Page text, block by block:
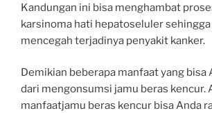
Kandungan ini bisa menghambat
karsinoma hati hepatoseluler
mencegah terjadinya penyakit kanker.
Demikian beberapa manfaat yang bisa
dari mengonsumsi jamu beras kencur.
manfaatjamu beras kencur bisa Anda